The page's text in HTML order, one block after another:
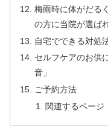
梅雨時に体がだる
の方に当院が選ば
自宅でできる対処
セルフケアのお供
音」
ご予約方法
関連するページ